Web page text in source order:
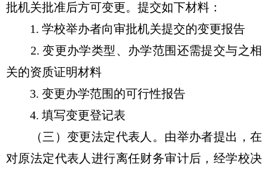
批机关批准后方可变更。提交如下材料：
1. 学校举办者向审批机关提交的变更报告
2. 变更办学类型、办学范围还需提交与之相
关的资质证明材料
3. 变更办学范围的可行性报告
4. 填写变更登记表
（三）变更法定代表人。由举办者提出，在
对原法定代表人进行离任财务审计后，经学校决